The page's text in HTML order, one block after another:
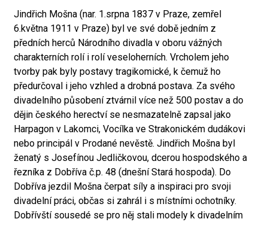
Jindřich Mošna (nar. 1.srpna 1837 v Praze, zemřel
6.května 1911 v Praze) byl ve své době jedním z
předních herců Národního divadla v oboru vážných
charakterních rolí i rolí veseloherních. Vrcholem jeho
tvorby pak byly postavy tragikomické, k čemuž ho
předurčoval i jeho vzhled a drobná postava. Za svého
divadelního působení ztvárnil více než 500 postav a do
dějin českého herectví se nesmazatelně zapsal jako
Harpagon v Lakomci, Vocílka ve Strakonickém dudákovi
nebo principál v Prodané nevěstě. Jindřich Mošna byl
ženatý s Josefínou Jedličkovou, dcerou hospodského a
řezníka z Dobříva č.p. 48 (dnešní Stará hospoda). Do
Dobříva jezdil Mošna čerpat síly a inspiraci pro svoji
divadelní práci, občas si zahrál i s místními ochotníky.
Dobřívští sousedé se pro něj stali modely k divadelním